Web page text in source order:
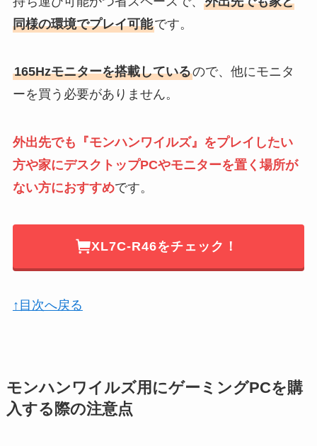
同様の環境でプレイ可能です。
165Hzモニターを搭載しているので、他にモニタ
ーを買う必要がありません。
外出先でも『モンハンワイルズ』をプレイしたい
方や家にデスクトップPCやモニターを置く場所が
ない方におすすめです。
XL7C-R46をチェック！
↑目次へ戻る
モンハンワイルズ用にゲーミングPCを購
入する際の注意点